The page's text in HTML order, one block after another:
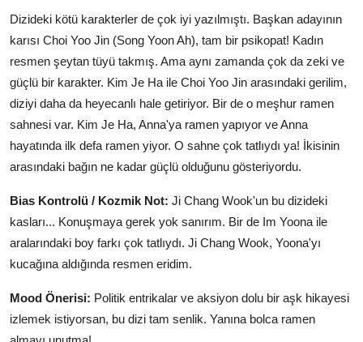
Dizideki kötü karakterler de çok iyi yazılmıştı. Başkan adayının
karısı Choi Yoo Jin (Song Yoon Ah), tam bir psikopat! Kadın
resmen şeytan tüyü takmış. Ama aynı zamanda çok da zeki ve
güçlü bir karakter. Kim Je Ha ile Choi Yoo Jin arasındaki gerilim,
diziyi daha da heyecanlı hale getiriyor. Bir de o meşhur ramen
sahnesi var. Kim Je Ha, Anna'ya ramen yapıyor ve Anna
hayatında ilk defa ramen yiyor. O sahne çok tatlıydı ya! İkisinin
arasındaki bağın ne kadar güçlü olduğunu gösteriyordu.
Bias Kontrolü / Kozmik Not: Ji Chang Wook'un bu dizideki
kasları... Konuşmaya gerek yok sanırım. Bir de Im Yoona ile
aralarındaki boy farkı çok tatlıydı. Ji Chang Wook, Yoona'yı
kucağına aldığında resmen eridim.
Mood Önerisi: Politik entrikalar ve aksiyon dolu bir aşk hikayesi
izlemek istiyorsan, bu dizi tam senlik. Yanına bolca ramen